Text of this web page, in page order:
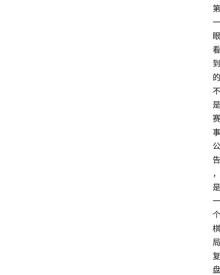
第
一
眼
看
到
的
不
是
赛
事
公
告
，
是
一
个
棋
局
复
盘